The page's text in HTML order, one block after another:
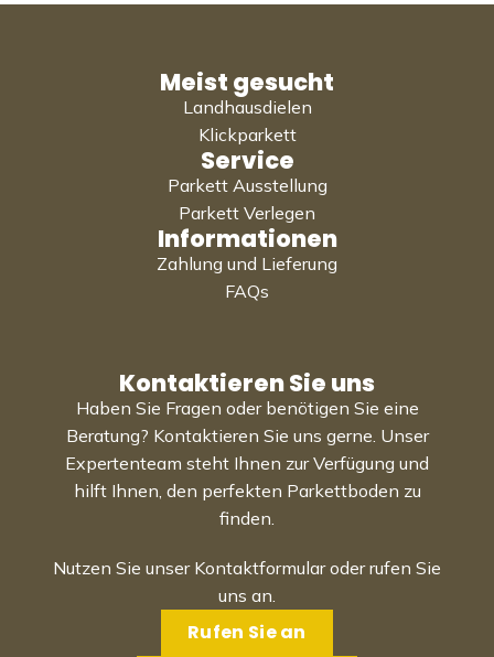
Meist gesucht
Landhausdielen
Klickparkett
Service
Parkett Ausstellung
Parkett Verlegen
Informationen
Zahlung und Lieferung
FAQs
Kontaktieren Sie uns
Haben Sie Fragen oder benötigen Sie eine
Beratung? Kontaktieren Sie uns gerne. Unser
Expertenteam steht Ihnen zur Verfügung und
hilft Ihnen, den perfekten Parkettboden zu
finden.
Nutzen Sie unser Kontaktformular oder rufen Sie
uns an.
Rufen Sie an